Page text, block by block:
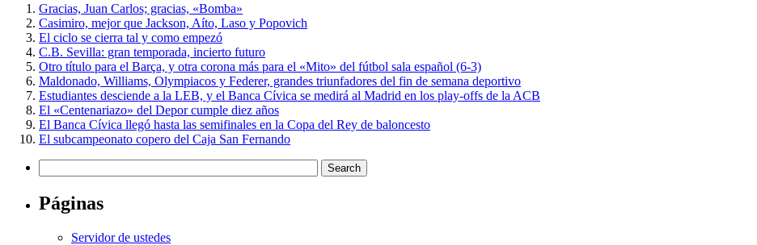
Gracias, Juan Carlos; gracias, «Bomba»
Casimiro, mejor que Jackson, Aíto, Laso y Popovich
El ciclo se cierra tal y como empezó
C.B. Sevilla: gran temporada, incierto futuro
Otro título para el Barça, y otra corona más para el «Mito» del fútbol sala español (6-3)
Maldonado, Williams, Olympiacos y Federer, grandes triunfadores del fin de semana deportivo
Estudiantes desciende a la LEB, y el Banca Cívica se medirá al Madrid en los play-offs de la ACB
El «Centenariazo» del Depor cumple diez años
El Banca Cívica llegó hasta las semifinales en la Copa del Rey de baloncesto
El subcampeonato copero del Caja San Fernando
Páginas
Servidor de ustedes